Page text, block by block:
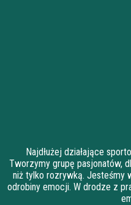
Najdłużej działające
Tworzymy grupę pasjonatów,
niż tylko rozrywką. Jesteśmy
odrobiny emocji. W drodze z